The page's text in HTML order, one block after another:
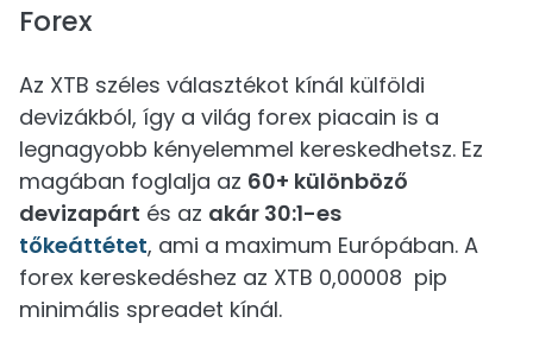
Forex
Az XTB széles választékot kínál külföldi
devizákból, így a világ forex piacain is a
legnagyobb kényelemmel kereskedhetsz. Ez
magában foglalja az 60+ különböző
devizapárt és az akár 30:1-es
tőkeáttétet, ami a maximum Európában. A
forex kereskedéshez az XTB 0,00008 pip
minimális spreadet kínál.